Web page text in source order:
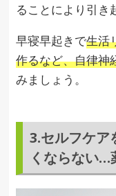
ることにより引き
早寝早起きで生活
作るなど、自律神
みましょう。
3.セルフケア
くならない…